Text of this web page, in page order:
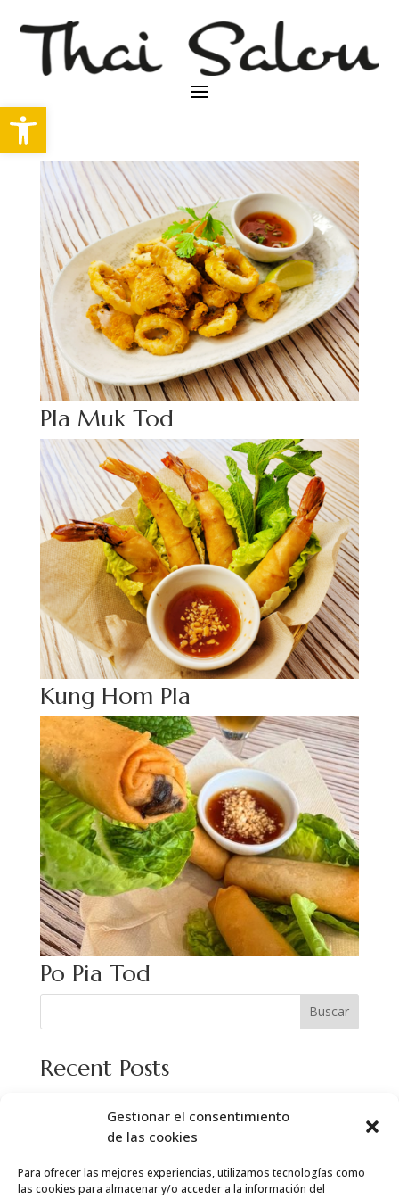
Abrir barra de herramientas
Gestionar el consentimiento
de las cookies
Para ofrecer las mejores experiencias, utilizamos tecnologías como
las cookies para almacenar y/o acceder a la información del
Pla Muk Tod
Kung Hom Pla
Po Pia Tod
Buscar
Recent Posts
Recent Comments